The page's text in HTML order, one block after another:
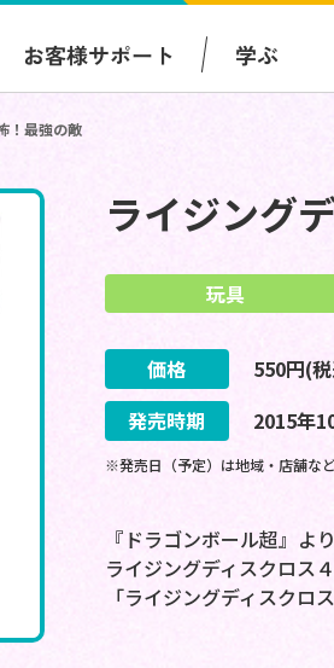
お客様サポート 学ぶ
！最強の敵
ライジング
玩具
価格 550円(
発売時期
2015年
※発売日（予定）は地域・店舗な
『ドラゴンボール超』より
ライジングディスクロス
「ライジングディスクロ